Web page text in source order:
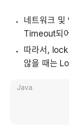
네트워크 및
Timeout되
따라서,
않을 때는
Java